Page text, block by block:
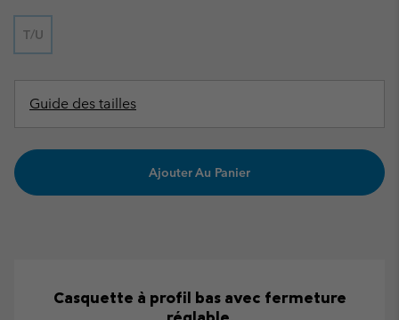
T/U
Guide des tailles
Ajouter Au Panier
Casquette à profil bas avec fermeture